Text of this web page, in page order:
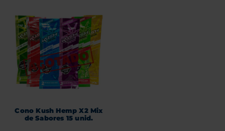
Cono Kush Hemp X2 Mix
de Sabores 15 unid.